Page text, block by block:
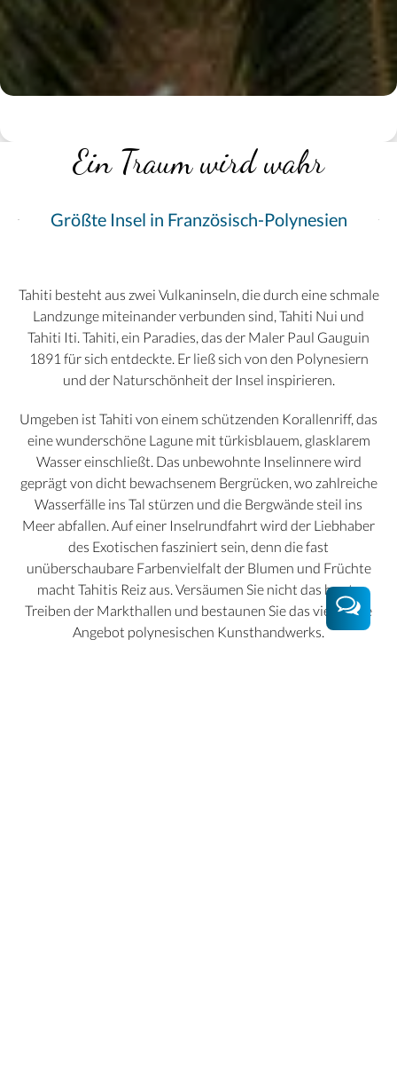
Ein Traum wird wahr
Größte Insel in Französisch-Polynesien
Tahiti besteht aus zwei Vulkaninseln, die durch eine schmale
Landzunge miteinander verbunden sind, Tahiti Nui und
Tahiti Iti. Tahiti, ein Paradies, das der Maler Paul Gauguin
1891 für sich entdeckte. Er ließ sich von den Polynesiern
und der Naturschönheit der Insel inspirieren.
Umgeben ist Tahiti von einem schützenden Korallenriff, das
eine wunderschöne Lagune mit türkisblauem, glasklarem
Wasser einschließt. Das unbewohnte Inselinnere wird
geprägt von dicht bewachsenem Bergrücken, wo zahlreiche
Wasserfälle ins Tal stürzen und die Bergwände steil ins
Meer abfallen. Auf einer Inselrundfahrt wird der Liebhaber
des Exotischen fasziniert sein, denn die fast
unüberschaubare Farbenvielfalt der Blumen und Früchte
macht Tahitis Reiz aus. Versäumen Sie nicht das bunte
Treiben der Markthallen und bestaunen Sie das vielfältige
Angebot polynesischen Kunsthandwerks.